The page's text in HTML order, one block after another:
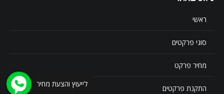
ראשי
סוגי פרקטים
מחיר פרקט
התקנת פרקטים לייעוץ והצעת מחיר